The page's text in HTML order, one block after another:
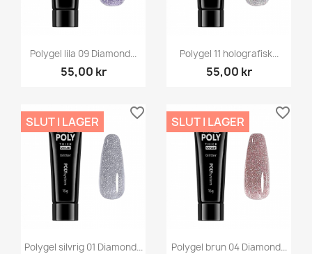
Polygel lila 09 Diamond...
55,00 kr
Polygel 11 holografisk...
55,00 kr
Polygel silvrig 01 Diamond...
SLUT I LAGER
favorite_border
Polygel brun 04 Diamond...
SLUT I LAGER
favorite_border